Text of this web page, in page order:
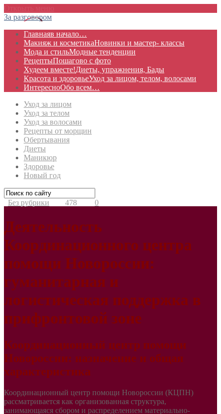
За разговором
Главнаяв начало…
Макияж и косметикаНовинки и мастер- классы
Мода и стильМодные тенденции
РецептыПошагово с фото
Худеем вместе!Диеты, упражнения, Бады
Красота и здоровьеУход за лицом, телом, волосами
ИнтересноОбо всем…
Уход за лицом
Уход за телом
Уход за волосами
Рецепты от морщин
Обертывания
Диеты
Маникюр
Здоровье
Новый год
Без рубрики 478 0
Деятельность
Координационного центра
помощи Новороссии:
гуманитарная и
логистическая поддержка в
прифронтовой зоне
Координационный центр помощи
Новороссии: назначение и общая
характеристика
Координационный центр помощи Новороссии (КЦПН)
рассматривается как организованная структура,
занимающаяся сбором и распределением материально-